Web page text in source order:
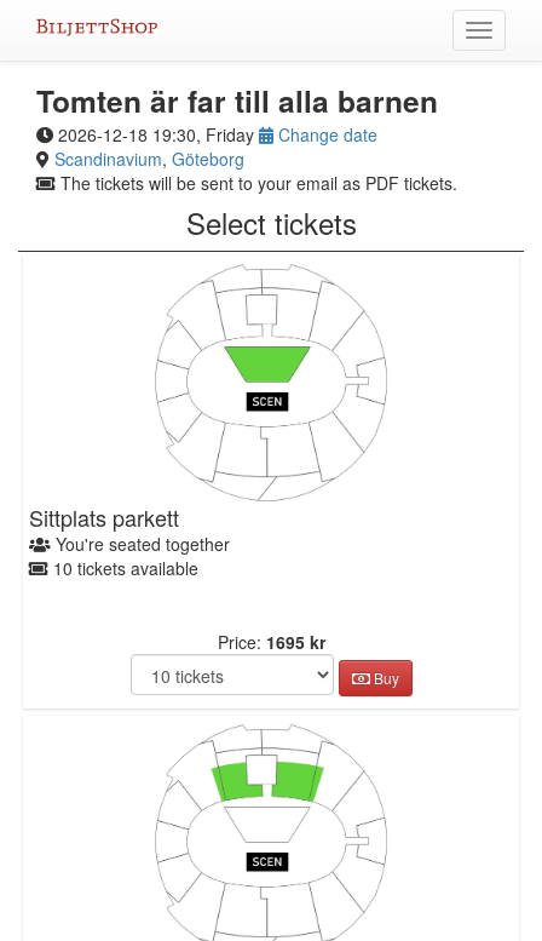
Toggle
Tomten är far till alla barnen
2026-12-18 19:30, Friday
Change date
Scandinavium, Göteborg
The tickets will be sent to your email as PDF tickets.
Select tickets
Sittplats parkett
You're seated together
10 tickets available
Price: 1695 kr
Buy